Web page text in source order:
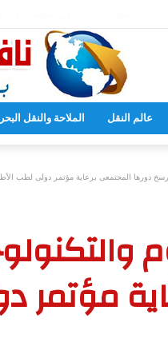
عالم النقل الملاحة والنقل
ترسخ دورها المجتمعى برعاية مؤتمر دولى لطب
مؤتمر